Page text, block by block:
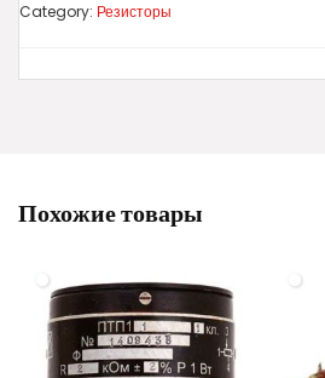
Category: Резисторы
Похожие товары